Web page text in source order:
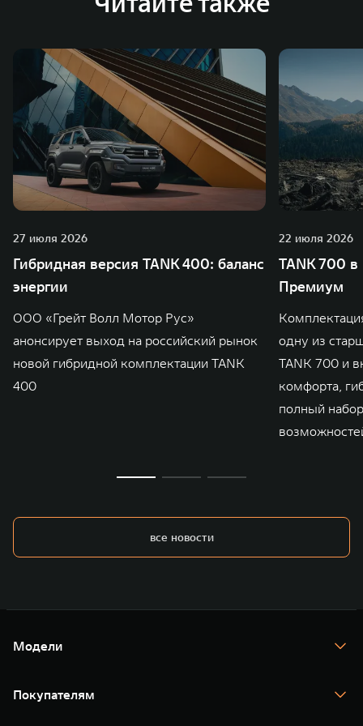
27 июля 2026
Гибридная версия TANK 400: баланс
энергии
ООО «Грейт Волл Мотор Рус»
анонсирует выход на российский рынок
новой гибридной комплектации TANK
400
22 июля 2026
TANK 700 в
Премиум
одну из
TANK 700 и
комфорта,
полный
все новости
Модели
TANK 400
TANK 500
Покупателям